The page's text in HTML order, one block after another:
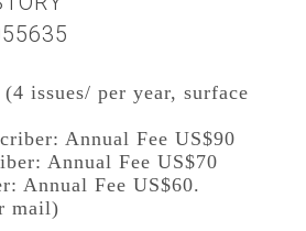
issues/ per year, surface
Annual Fee US$90
Annual Fee US$70
Annual Fee US$60.
mail)